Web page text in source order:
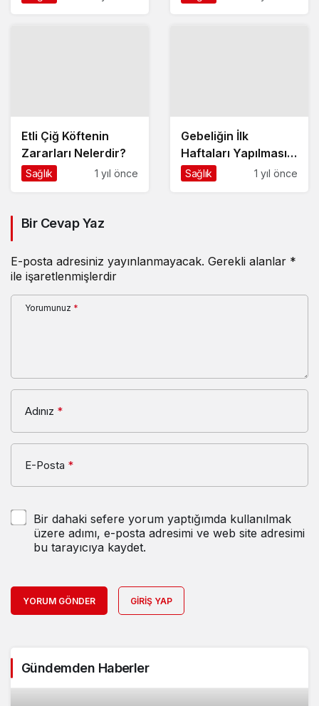
Etli Çiğ Köftenin
Zararları Nelerdir?
Sağlık 1 yıl önce
Gebeliğin İlk
Haftaları Yapılması
Gerekenler
Sağlık 1 yıl önce
Bir Cevap Yaz
E-posta adresiniz yayınlanmayacak. Gerekli alanlar *
ile işaretlenmişlerdir
Yorumunuz *
Adınız *
E-Posta *
Bir dahaki sefere yorum yaptığımda kullanılmak
üzere adımı, e-posta adresimi ve web site adresimi
bu tarayıcıya kaydet.
YORUM GÖNDER GIRIŞ YAP
Gündemden Haberler